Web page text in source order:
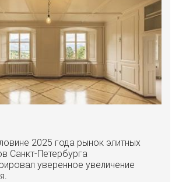
2025 года рынок элитных
Санкт-Петербурга
уверенное увеличение